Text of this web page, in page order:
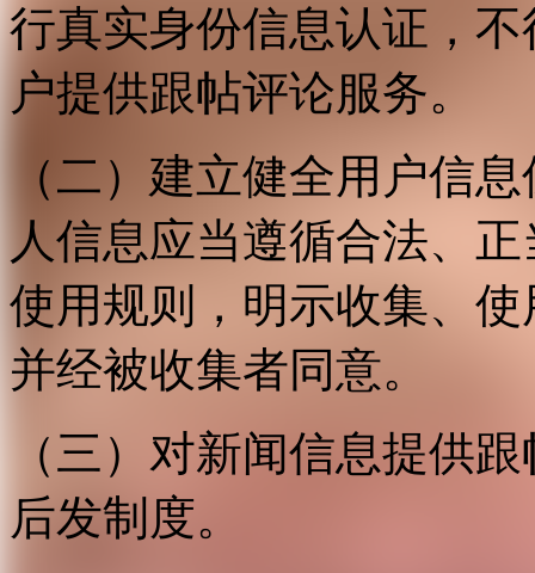
行真实身份信息认证，
户提供跟帖评论服务。
（二）建立健全用户信
人信息应当遵循合法、
使用规则，明示收集、
并经被收集者同意。
（三）对新闻信息提供
后发制度。